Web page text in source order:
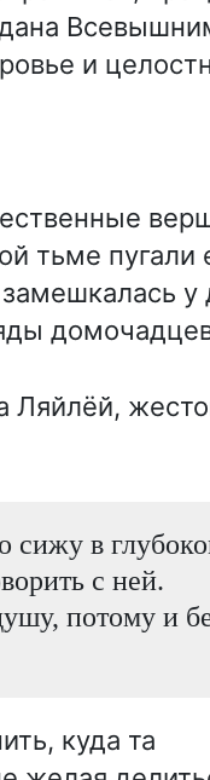
и
тьме пугали
у
сижу в
с ней.
потому и
куда та